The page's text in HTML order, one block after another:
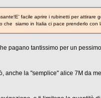
facile aprire i rubinetti per attirare
siamo in Italia ci pace prenderlo con
pagano tantissimo per un
la "semplice" alice 7M da